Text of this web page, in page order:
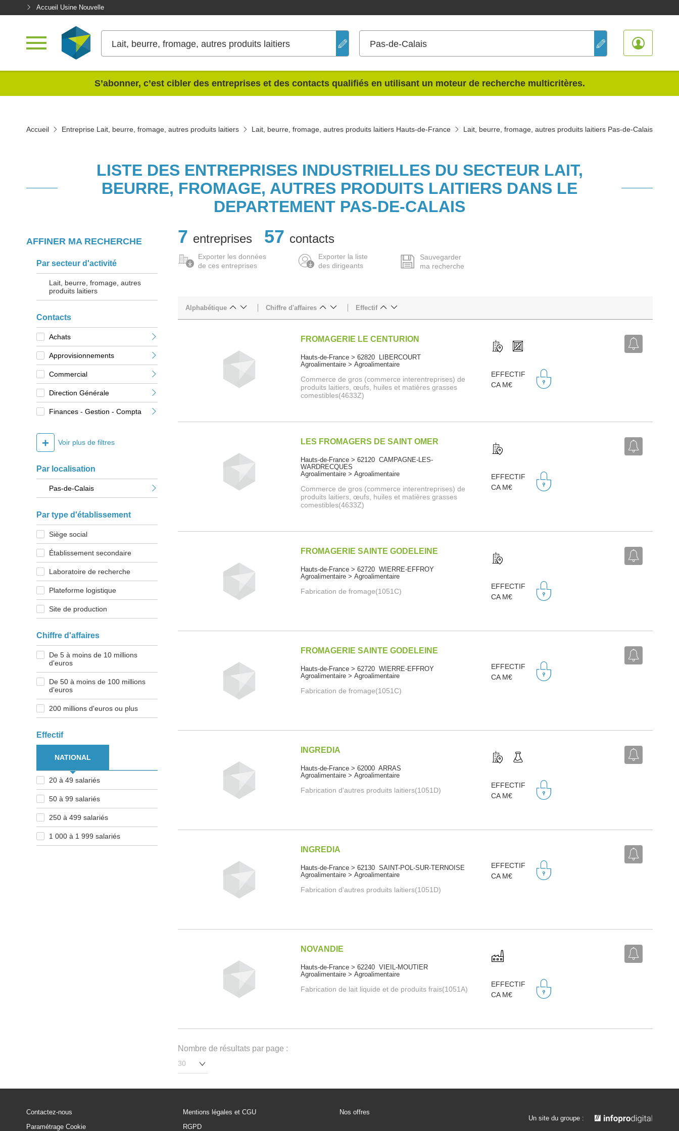
Accueil Usine Nouvelle
Lait, beurre, fromage, autres produits laitiers Pas-de-Calais
S’abonner, c’est cibler des entreprises et des contacts qualifiés en utilisant un moteur de recherche multicritères.
Accueil Entreprise Lait, beurre, fromage, autres produits laitiers Lait, beurre, fromage, autres produits laitiers Hauts-de-France Lait, beurre, fromage, autres produits laitiers Pas-de-Calais
LISTE DES ENTREPRISES INDUSTRIELLES DU SECTEUR LAIT,
BEURRE, FROMAGE, AUTRES PRODUITS LAITIERS DANS LE
DEPARTEMENT PAS-DE-CALAIS
AFFINER MA RECHERCHE
Par secteur d'activité
Lait, beurre, fromage, autres
produits laitiers
Contacts
Achats
Approvisionnements
Commercial
Direction Générale
Finances - Gestion - Compta
+ Voir plus de filtres
Par localisation
Pas-de-Calais
Par type d'établissement
Siège social
Établissement secondaire
Laboratoire de recherche
Plateforme logistique
Site de production
Chiffre d'affaires
De 5 à moins de 10 millions
d'euros
De 50 à moins de 100 millions
d'euros
200 millions d'euros ou plus
Effectif
NATIONAL
20 à 49 salariés
50 à 99 salariés
250 à 499 salariés
1 000 à 1 999 salariés
7 entreprises 57 contacts
Exporter les données
de ces entreprises
Exporter la liste
des dirigeants
Sauvegarder
ma recherche
Alphabétique Chiffre d'affaires Effectif
FROMAGERIE LE CENTURION
Hauts-de-France > 62820 LIBERCOURT
Agroalimentaire > Agroalimentaire
Commerce de gros (commerce interentreprises) de
produits laitiers, œufs, huiles et matières grasses
comestibles(4633Z)
EFFECTIF
CA M€
LES FROMAGERS DE SAINT OMER
Hauts-de-France > 62120 CAMPAGNE-LES-
WARDRECQUES
Agroalimentaire > Agroalimentaire
Commerce de gros (commerce interentreprises) de
produits laitiers, œufs, huiles et matières grasses
comestibles(4633Z)
EFFECTIF
CA M€
FROMAGERIE SAINTE GODELEINE
Hauts-de-France > 62720 WIERRE-EFFROY
Agroalimentaire > Agroalimentaire
Fabrication de fromage(1051C)
EFFECTIF
CA M€
FROMAGERIE SAINTE GODELEINE
Hauts-de-France > 62720 WIERRE-EFFROY
Agroalimentaire > Agroalimentaire
Fabrication de fromage(1051C)
EFFECTIF
CA M€
INGREDIA
Hauts-de-France > 62000 ARRAS
Agroalimentaire > Agroalimentaire
Fabrication d'autres produits laitiers(1051D)
EFFECTIF
CA M€
INGREDIA
Hauts-de-France > 62130 SAINT-POL-SUR-TERNOISE
Agroalimentaire > Agroalimentaire
Fabrication d'autres produits laitiers(1051D)
EFFECTIF
CA M€
NOVANDIE
Hauts-de-France > 62240 VIEIL-MOUTIER
Agroalimentaire > Agroalimentaire
Fabrication de lait liquide et de produits frais(1051A)
EFFECTIF
CA M€
Nombre de résultats par page :
Contactez-nous
Paramétrage Cookie
Mentions légales et CGU
RGPD
Nos offres
Un site du groupe :